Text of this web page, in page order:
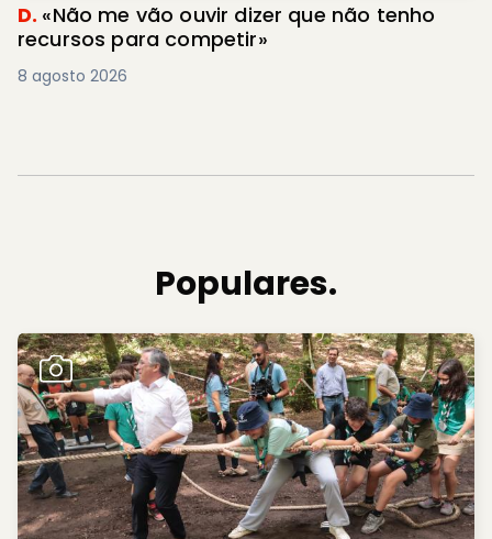
D. «Não me vão ouvir dizer que não tenho
recursos para competir»
8 agosto 2026
Populares.